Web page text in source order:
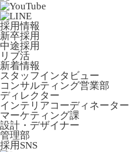
採用情報
新卒採用
中途採用
リブ活
新着情報
スタッフインタビュー
コンサルティング営業部
ディレクター
インテリアコーディネーター
マーケティング課
設計・デザイナー
管理部
採用SNS